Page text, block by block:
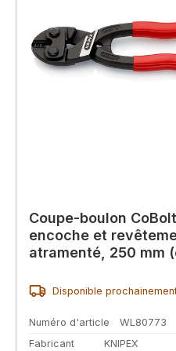
Coupe-boulon
encoche et
atramenté, 250 mm
Disponible
Numéro d'article
WL80773
Fabricant
KNIPEX